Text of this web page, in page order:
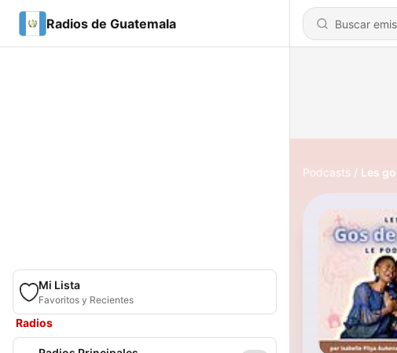
Radios de Guatemala
Mi Lista
Favoritos y Recientes
Radios
Podcasts Les